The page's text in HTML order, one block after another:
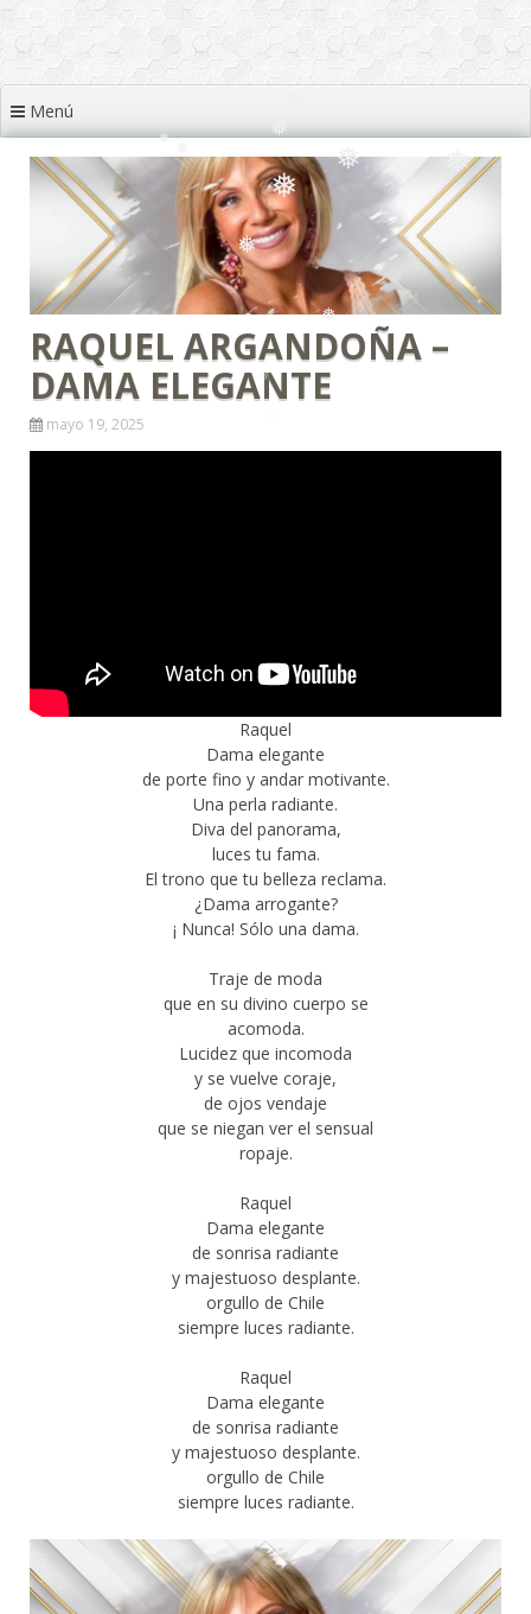
❅
❅
❅
❅
❅
❅
❅
❅
❅
❅
❅
Menú
RAQUEL ARGANDOÑA –
DAMA ELEGANTE
mayo 19, 2025
Raquel
Dama elegante
de porte fino y andar motivante.
Una perla radiante.
Diva del panorama,
luces tu fama.
El trono que tu belleza reclama.
¿Dama arrogante?
¡ Nunca! Sólo una dama.
Traje de moda
que en su divino cuerpo se
acomoda.
Lucidez que incomoda
y se vuelve coraje,
de ojos vendaje
que se niegan ver el sensual
ropaje.
Raquel
Dama elegante
de sonrisa radiante
y majestuoso desplante.
orgullo de Chile
siempre luces radiante.
Raquel
Dama elegante
de sonrisa radiante
y majestuoso desplante.
orgullo de Chile
siempre luces radiante.